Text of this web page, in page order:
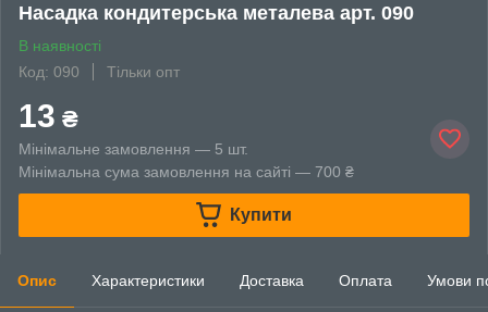
Насадка кондитерська металева арт. 090
В наявності
Код: 090
Тільки опт
13 ₴
Мінімальне замовлення — 5 шт.
Мінімальна сума замовлення на сайті — 700 ₴
Купити
Опис Характеристики Доставка Оплата Умови